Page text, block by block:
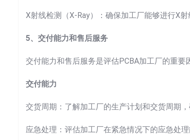
X射线检测（X-Ray）：确保加工厂能够进行X
5、交付能力和售后服务
交付能力和售后服务是评估PCBA加工厂的重要
交付能力
交货周期：了解加工厂的生产计划和交货周期，
应急处理：评估加工厂在紧急情况下的应急处理